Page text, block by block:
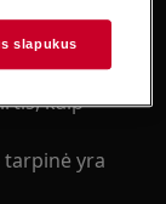
taip, kaip
kaip
yra
slapukus